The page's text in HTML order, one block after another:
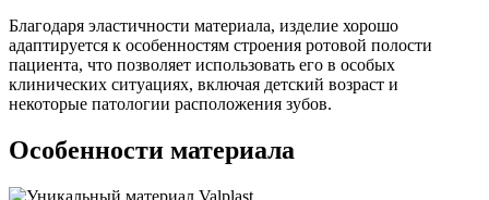
Благодаря эластичности материала, изделие хорошо
адаптируется к особенностям строения ротовой полости
пациента, что позволяет использовать его в особых
клинических ситуациях, включая детский возраст и
некоторые патологии расположения зубов.
Особенности материала